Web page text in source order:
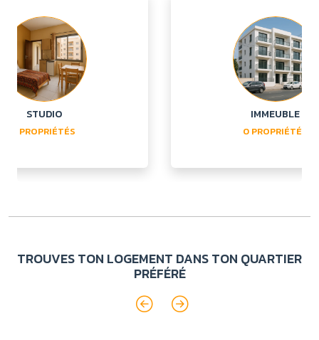
STUDIO
3 PROPRIÉTÉS
IMMEUBLE
0 PROPRIÉTÉS
TROUVES TON LOGEMENT DANS TON QUARTIER
PRÉFÉRÉ